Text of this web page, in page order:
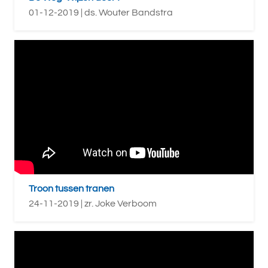
01-12-2019 | ds. Wouter Bandstra
Troon tussen tranen
24-11-2019 | zr. Joke Verboom